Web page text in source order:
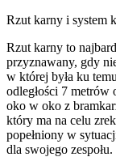
Rzut karny i system
Rzut karny to
przyznawany, gdy
w której była ku
odległości 7
oko w oko z
który ma na celu
popełniony w
dla swojego zespołu.